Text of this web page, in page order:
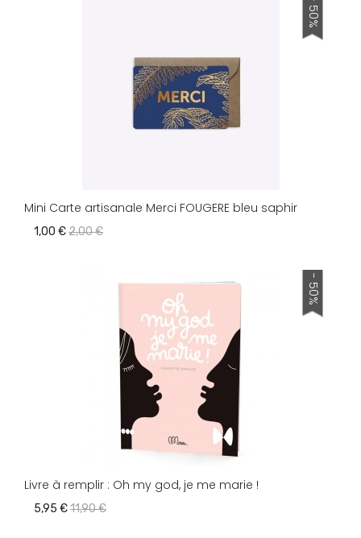
- 50%
Mini Carte artisanale Merci FOUGERE bleu saphir
1,00 €2,00 €
- 50%
Livre à remplir : Oh my god, je me marie !
5,95 €11,90 €